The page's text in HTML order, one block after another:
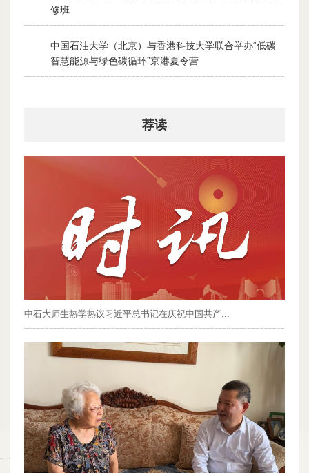
修班
2026-07-28
中国石油大学（北京）与香港科技大学联合举办“低碳
智慧能源与绿色碳循环”京港夏令营
2026-07-30
荐读
中石大师生热学热议习近平总书记在庆祝中国共产...